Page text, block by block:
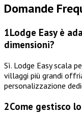
Domande
1Lodge Easy è
dimensioni?
Sì. Lodge Easy scala
villaggi più grandi
personalizzazione
2Come gestisco